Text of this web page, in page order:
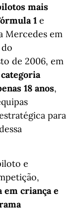
mais
1 e
Mercedes em
de 2006, em
18 anos,
para
e
criança e